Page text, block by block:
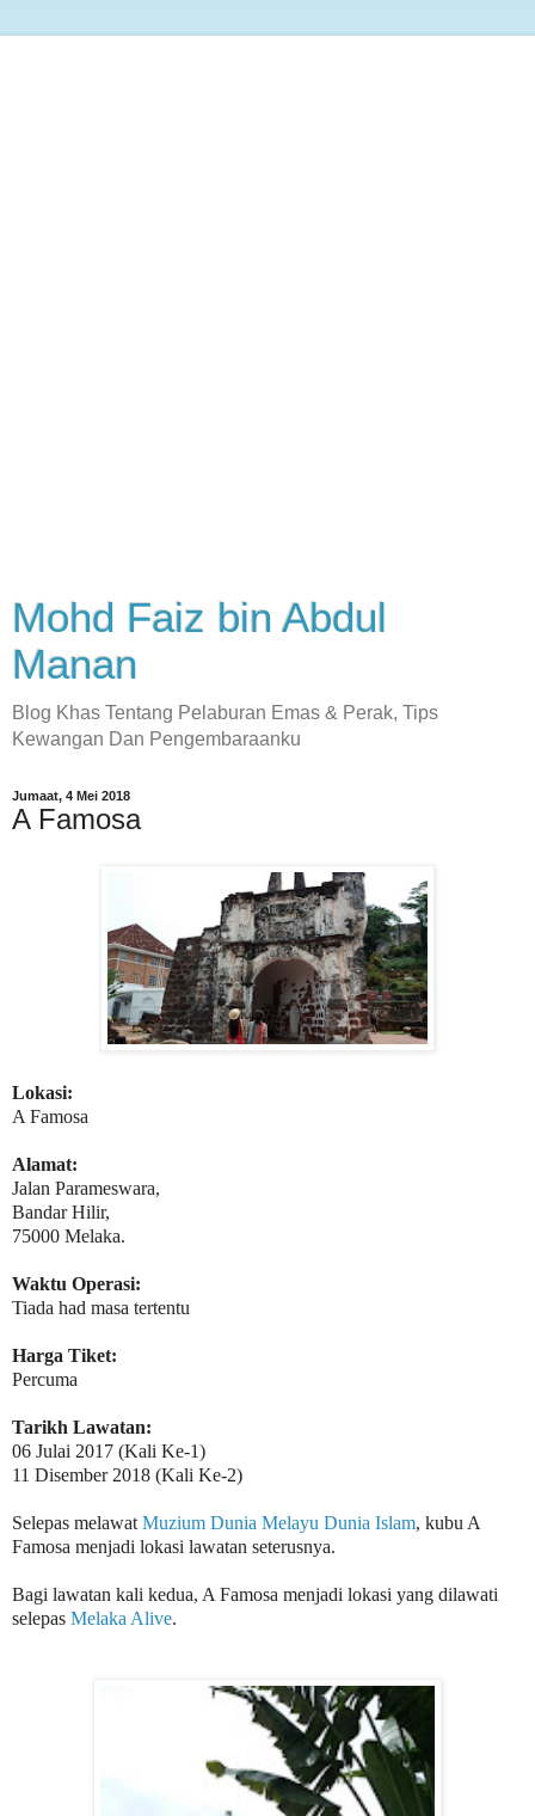
Mohd Faiz bin Abdul
Manan
Blog Khas Tentang Pelaburan Emas & Perak, Tips
Kewangan Dan Pengembaraanku
Jumaat, 4 Mei 2018
A Famosa
Lokasi:
A Famosa
Alamat:
Jalan Parameswara,
Bandar Hilir,
75000 Melaka.
Waktu Operasi:
Tiada had masa tertentu
Harga Tiket:
Percuma
Tarikh Lawatan:
06 Julai 2017 (Kali Ke-1)
11 Disember 2018 (Kali Ke-2)
Selepas melawat Muzium Dunia Melayu Dunia Islam, kubu A
Famosa menjadi lokasi lawatan seterusnya.
Bagi lawatan kali kedua, A Famosa menjadi lokasi yang dilawati
selepas Melaka Alive.